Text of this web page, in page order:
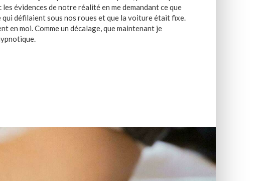
évidences de notre réalité en me demandant ce que
défilaient sous nos roues et que la voiture était fixe.
en moi. Comme un décalage, que maintenant je